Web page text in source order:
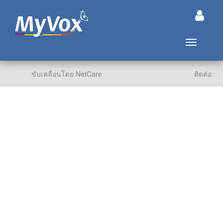
เปิด/ปิดก
ติดต่อ
ขับเคลื่อนโดย NetCare